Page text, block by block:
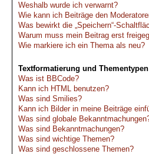
Weshalb wurde ich verwarnt?
Wie kann ich Beiträge den
Was bewirkt die „Speichern“-
Warum muss mein Beitrag erst
Wie markiere ich ein Thema als neu?
Textformatierung und Thementypen
Was ist BBCode?
Kann ich HTML benutzen?
Was sind Smilies?
Kann ich Bilder in meine Beiträge
Was sind globale
Was sind Bekanntmachungen?
Was sind wichtige Themen?
Was sind geschlossene Themen?